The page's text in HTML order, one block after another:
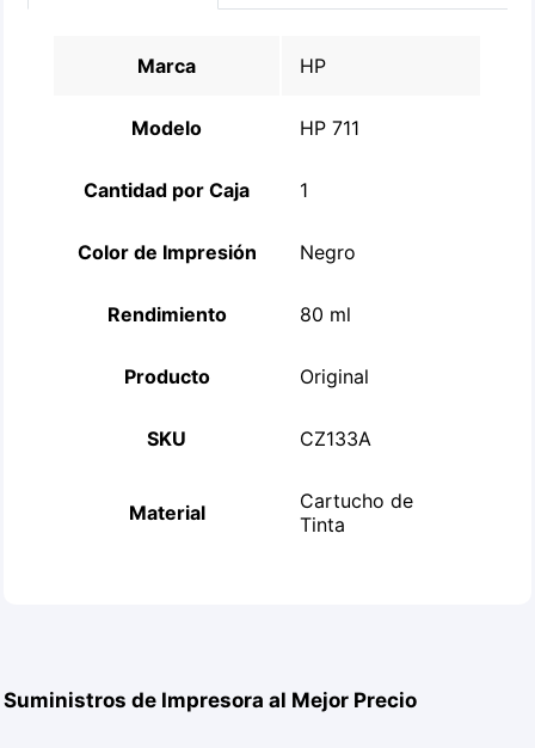
Marca HP
Modelo HP 711
Cantidad por Caja 1
Color de Impresión Negro
Rendimiento 80 ml
Producto Original
SKU CZ133A
Material
Cartucho de
Tinta
Suministros de Impresora al Mejor Precio